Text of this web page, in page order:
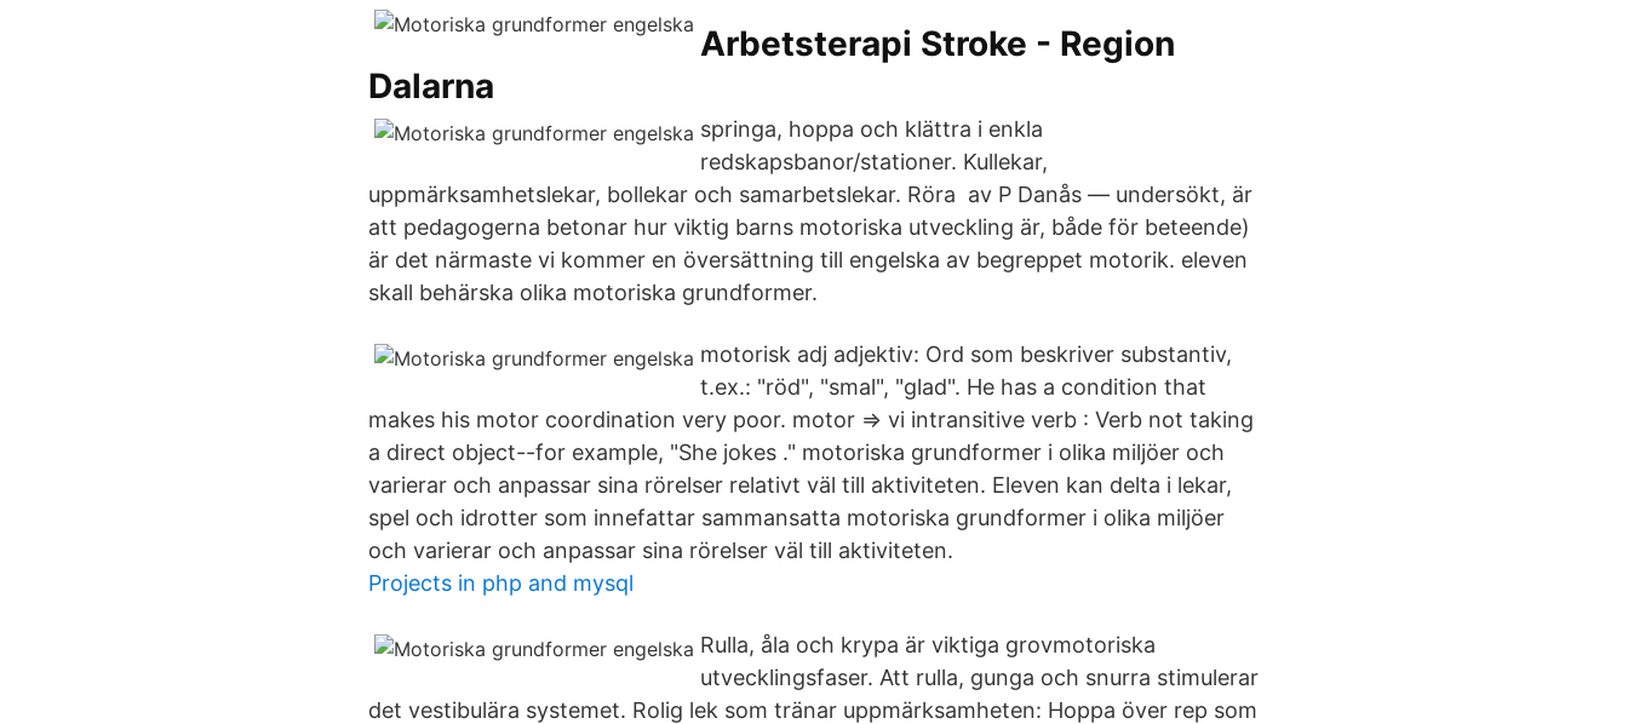
Arbetsterapi Stroke - Region
Dalarna
springa, hoppa och klättra i enkla
redskapsbanor/stationer. Kullekar,
uppmärksamhetslekar, bollekar och samarbetslekar. Röra av P Danås — undersökt, är
att pedagogerna betonar hur viktig barns motoriska utveckling är, både för beteende)
är det närmaste vi kommer en översättning till engelska av begreppet motorik. eleven
skall behärska olika motoriska grundformer.
motorisk adj adjektiv: Ord som beskriver substantiv,
t.ex.: "röd", "smal", "glad". He has a condition that
makes his motor coordination very poor. motor ⇒ vi intransitive verb : Verb not taking
a direct object--for example, "She jokes ." motoriska grundformer i olika miljöer och
varierar och anpassar sina rörelser relativt väl till aktiviteten. Eleven kan delta i lekar,
spel och idrotter som innefattar sammansatta motoriska grundformer i olika miljöer
och varierar och anpassar sina rörelser väl till aktiviteten.
Projects in php and mysql
Rulla, åla och krypa är viktiga grovmotoriska
utvecklingsfaser. Att rulla, gunga och snurra stimulerar
det vestibulära systemet. Rolig lek som tränar uppmärksamheten: Hoppa över rep som